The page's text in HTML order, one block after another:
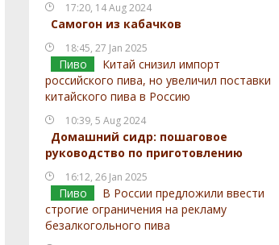
17:20, 14 Aug 2024
Самогон из кабачков
18:45, 27 Jan 2025
Пиво
Китай снизил импорт
российского пива, но увеличил поставки
китайского пива в Россию
10:39, 5 Aug 2024
Домашний сидр: пошаговое
руководство по приготовлению
16:12, 26 Jan 2025
Пиво
В России предложили ввести
строгие ограничения на рекламу
безалкогольного пива